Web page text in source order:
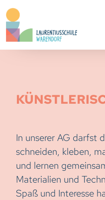
In unserer AG darfst
schneiden, kleben,
und lernen
Materialien und
Spaß und Interesse